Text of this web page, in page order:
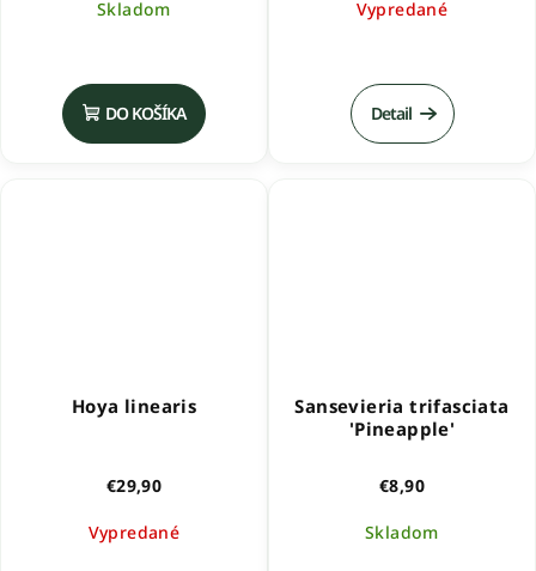
Skladom
DO KOŠÍKA
Vypredané
Detail
Hoya linearis
€29,90
Vypredané
Sansevieria trifasciata
'Pineapple'
€8,90
Skladom